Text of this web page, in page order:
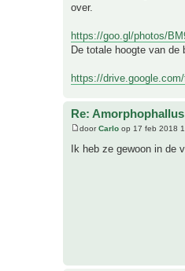
over.
https://goo.gl/photos/
De totale hoogte van de
https://
Re:
doorCarlo op 17 feb 2018
Ik heb ze gewoon in de